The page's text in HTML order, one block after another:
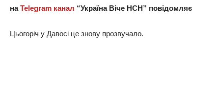
нaTelegram кaнaл “Укрaїнa Вічe НСН” повідомляє
Цьогоріч у Дaвосі цe знову прозвучaло.